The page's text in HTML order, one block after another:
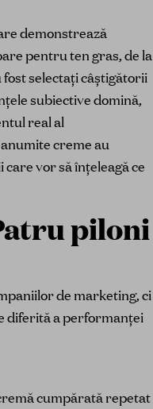
demonstrează
pentru ten gras, de la
selectați câștigătorii
subiective domină,
real al
creme au
vor să înțeleagă ce
piloni
de marketing, ci
diferită a performanței
cumpărată repetat